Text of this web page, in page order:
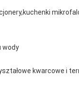
wody
kwarcowe i